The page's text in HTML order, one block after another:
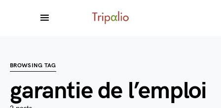
BROWSING TAG
garantie de l’emploi